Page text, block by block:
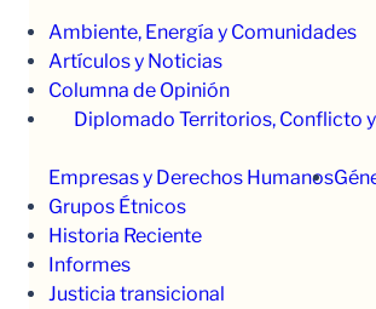
Ambiente, Energía y Comunidades
Artículos y Noticias
Columna de Opinión
Diplomado Territorios, Conflicto
Empresas y Derechos Humanos
Grupos Étnicos
Historia Reciente
Informes
Justicia transicional